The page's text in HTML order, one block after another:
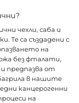
чехли, саба и
Те са създадени с
на
без фталати,
предпазва от
в нашите
канцерогенни
на